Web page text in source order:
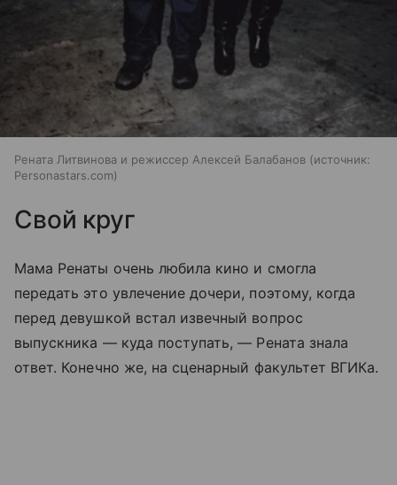
Рената Литвинова и режиссер Алексей Балабанов
источник:
Personastars.com
Свой круг
Мама Ренаты очень любила кино и смогла
передать это увлечение дочери, поэтому, когда
перед девушкой встал извечный вопрос
выпускника — куда поступать, — Рената знала
ответ. Конечно же, на сценарный факультет ВГИКа.